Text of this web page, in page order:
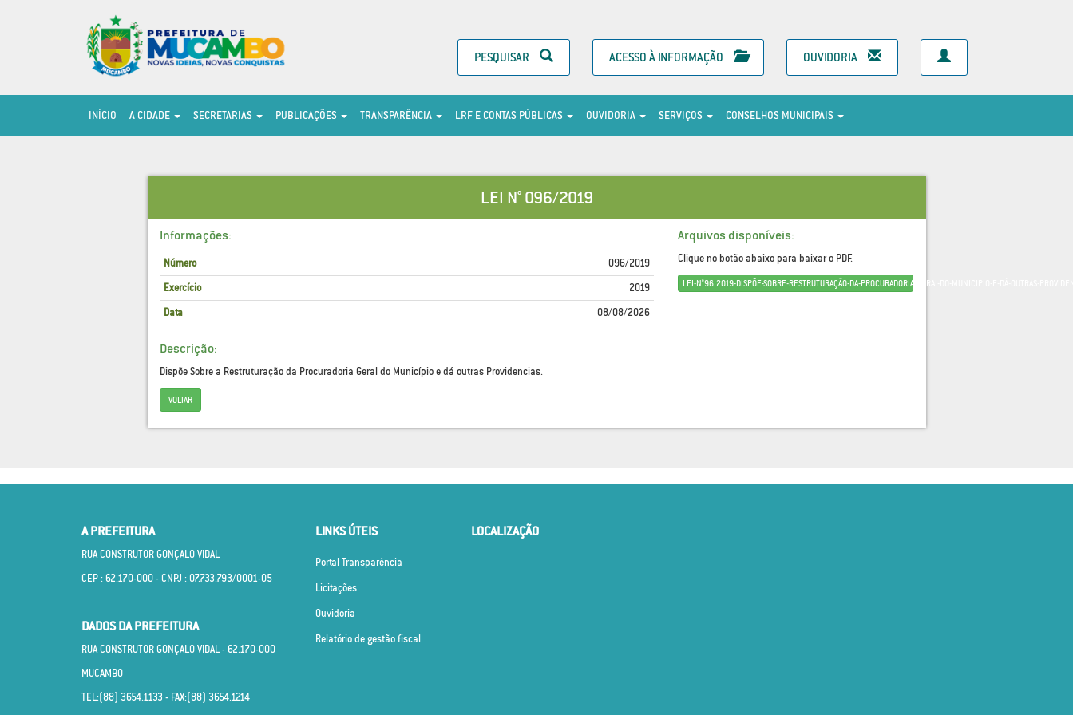
PESQUISAR ACESSO À INFORMAÇÃO OUVIDORIA
INÍCIO A CIDADE SECRETARIAS PUBLICAÇÕES TRANSPARÊNCIA LRF E CONTAS PÚBLICAS OUVIDORIA SERVIÇOS CONSELHOS MUNICIPAIS
LEI N° 096/2019
Informações:
Número 096/2019
Exercício 2019
Data 08/08/2026
Descrição:
Dispõe Sobre a Restruturação da Procuradoria Geral do Município e dá outras Providencias.
VOLTAR
Arquivos disponíveis:
Clique no botão abaixo para baixar o PDF.
LEI-N°96.2019-DISPÕE-SOBRE-RESTRUTURAÇÃO-DA-PROCURADORIA-GERAL-DO-MUNICIPIO-E-DÁ-OUTRAS-
A PREFEITURA
RUA CONSTRUTOR GONÇALO VIDAL
CEP : 62.170­-000 - CNPJ : 07.733.793/0001­-05
DADOS DA PREFEITURA
RUA CONSTRUTOR GONÇALO VIDAL - 62.170­-000
MUCAMBO
TEL:(88) 3654.1133 - FAX:(88) 3654.1214
LINKS ÚTEIS
Portal Transparência
Licitações
Ouvidoria
Relatório de gestão fiscal
LOCALIZAÇÃO